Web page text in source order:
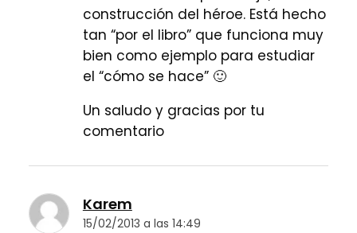
construcción del héroe. Está hecho
tan “por el libro” que funciona muy
bien como ejemplo para estudiar
el “cómo se hace” 🙂
Un saludo y gracias por tu
comentario
Karem
15/02/2013 a las 14:49